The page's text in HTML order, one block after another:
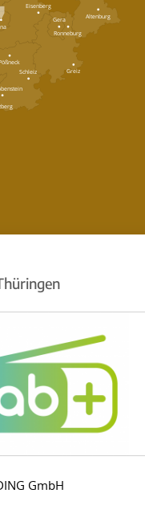
Ronneburg
Greiz
Schleiz
Altenburg
Gera
Eisenberg
GmbH